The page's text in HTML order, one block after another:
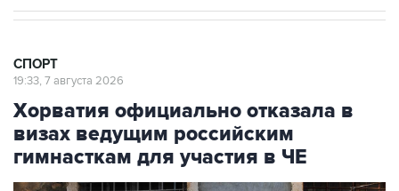
СПОРТ
19:33, 7 августа 2026
Хорватия официально отказала в
визах ведущим российским
гимнасткам для участия в ЧЕ